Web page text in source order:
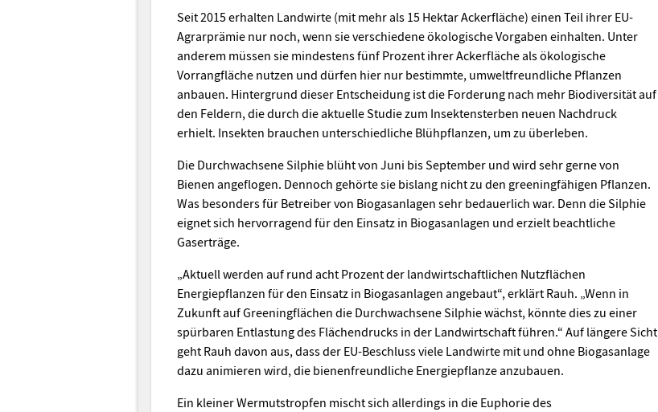
Seit 2015 erhalten Landwirte (mit mehr als 15 Hektar Ackerfläche) einen Teil ihrer EU-
Agrarprämie nur noch, wenn sie verschiedene ökologische Vorgaben einhalten. Unter
anderem müssen sie mindestens fünf Prozent ihrer Ackerfläche als ökologische
Vorrangfläche nutzen und dürfen hier nur bestimmte, umweltfreundliche Pflanzen
anbauen. Hintergrund dieser Entscheidung ist die Forderung nach mehr Biodiversität auf
den Feldern, die durch die aktuelle Studie zum Insektensterben neuen Nachdruck
erhielt. Insekten brauchen unterschiedliche Blühpflanzen, um zu überleben.
Die Durchwachsene Silphie blüht von Juni bis September und wird sehr gerne von
Bienen angeflogen. Dennoch gehörte sie bislang nicht zu den greeningfähigen Pflanzen.
Was besonders für Betreiber von Biogasanlagen sehr bedauerlich war. Denn die Silphie
eignet sich hervorragend für den Einsatz in Biogasanlagen und erzielt beachtliche
Gaserträge.
„Aktuell werden auf rund acht Prozent der landwirtschaftlichen Nutzflächen
Energiepflanzen für den Einsatz in Biogasanlagen angebaut“, erklärt Rauh. „Wenn in
Zukunft auf Greeningflächen die Durchwachsene Silphie wächst, könnte dies zu einer
spürbaren Entlastung des Flächendrucks in der Landwirtschaft führen.“ Auf längere Sicht
geht Rauh davon aus, dass der EU-Beschluss viele Landwirte mit und ohne Biogasanlage
dazu animieren wird, die bienenfreundliche Energiepflanze anzubauen.
Ein kleiner Wermutstropfen mischt sich allerdings in die Euphorie des